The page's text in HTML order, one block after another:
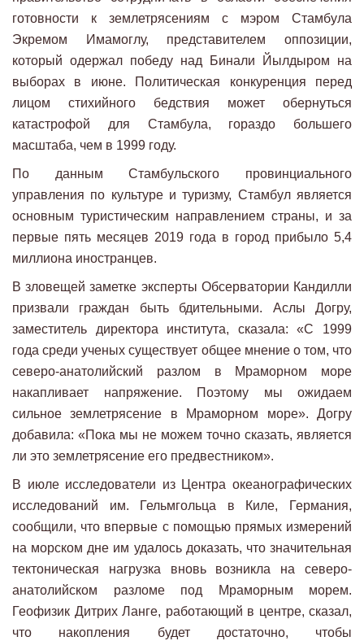
готовности к землетрясениям с мэром Стамбула
Экремом Имамоглу, представителем оппозиции,
который одержал победу над Бинали Йылдыром на
выборах в июне. Политическая конкуренция перед
лицом стихийного бедствия может обернуться
катастрофой для Стамбула, гораздо большего
масштаба, чем в 1999 году.
По данным Стамбульского провинциального
управления по культуре и туризму, Стамбул является
основным туристическим направлением страны, и за
первые пять месяцев 2019 года в город прибыло 5,4
миллиона иностранцев.
В зловещей заметке эксперты Обсерватории Кандилли
призвали граждан быть бдительными. Аслы Догру,
заместитель директора института, сказала: «С 1999
года среди ученых существует общее мнение о том, что
северо-анатолийский разлом в Мраморном море
накапливает напряжение. Поэтому мы ожидаем
сильное землетрясение в Мраморном море». Догру
добавила: «Пока мы не можем точно сказать, является
ли это землетрясение его предвестником».
В июле исследователи из Центра океанографических
исследований им. Гельмгольца в Киле, Германия,
сообщили, что впервые с помощью прямых измерений
на морском дне им удалось доказать, что значительная
тектоническая нагрузка вновь возникла на северо-
анатолийском разломе под Мраморным морем.
Геофизик Дитрих Ланге, работающий в центре, сказал,
что накопления будет достаточно, чтобы